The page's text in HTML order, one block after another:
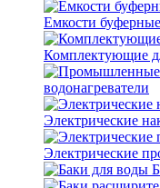
Емкости
Комплектующие
водонагреватели
Электрические
Электрические